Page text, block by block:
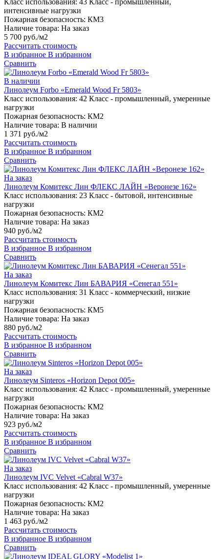
Класс использования: 43 Класс - промышленный,
интенсивные нагрузки
Пожарная безопасность: КМ3
Наличие товара: На заказ
5 700 руб./м2
Рассчитать стоимость
В избранное В избранном
Сравнить
В наличии
Линолеум Forbo «Emerald Wood Fr 5803»
Класс использования: 42 Класс - промышленный, умеренные
нагрузки
Пожарная безопасность: КМ2
Наличие товара: В наличии
1 371 руб./м2
Рассчитать стоимость
В избранное В избранном
Сравнить
На заказ
Линолеум Комитекс Лин ФЛЕКС ЛАЙН «Веронезе 162»
Класс использования: 23 Класс - бытовой, интенсивные
нагрузки
Пожарная безопасность: КМ2
Наличие товара: На заказ
940 руб./м2
Рассчитать стоимость
В избранное В избранном
Сравнить
На заказ
Линолеум Комитекс Лин БАВАРИЯ «Сенегал 551»
Класс использования: 31 Класс - коммерческий, низкие
нагрузки
Пожарная безопасность: КМ5
Наличие товара: На заказ
880 руб./м2
Рассчитать стоимость
В избранное В избранном
Сравнить
На заказ
Линолеум Sinteros «Horizon Depot 005»
Класс использования: 42 Класс - промышленный, умеренные
нагрузки
Пожарная безопасность: КМ2
Наличие товара: На заказ
923 руб./м2
Рассчитать стоимость
В избранное В избранном
Сравнить
На заказ
Линолеум IVC Velvet «Cabral W37»
Класс использования: 42 Класс - промышленный, умеренные
нагрузки
Пожарная безопасность: КМ2
Наличие товара: На заказ
1 463 руб./м2
Рассчитать стоимость
В избранное В избранном
Сравнить